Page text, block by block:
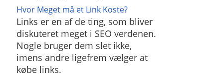
Hvor Meget må et Link Koste?
Links er en af de ting, som bliver
diskuteret meget i SEO verdenen.
Nogle bruger dem slet ikke,
imens andre ligefrem vælger at
købe links.